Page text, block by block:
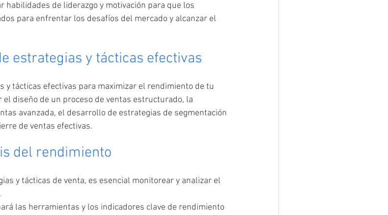
habilidades de liderazgo y motivación para que los
para enfrentar los desafíos del mercado y alcanzar el
estrategias y tácticas efectivas
y tácticas efectivas para maximizar el rendimiento de tu
diseño de un proceso de ventas estructurado, la
avanzada, el desarrollo de estrategias de segmentación
de ventas efectivas.
del rendimiento
y tácticas de venta, es esencial monitorear y analizar el
las herramientas y los indicadores clave de rendimiento